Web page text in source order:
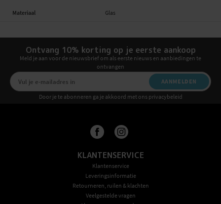
Materiaal Glas
Ontvang 10% korting op je eerste aankoop
Meld je aan voor de nieuwsbrief om als eerste nieuws en aanbiedingen te
ontvangen
AANMELDEN
Door je te abonneren ga je akkoord met ons privacybeleid
KLANTENSERVICE
Klantenservice
Leveringsinformatie
Retourneren, ruilen & klachten
Veelgestelde vragen